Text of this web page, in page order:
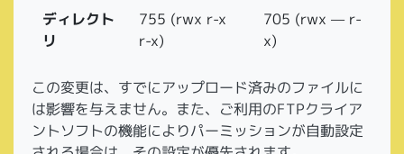
ディレクト
リ
755 (rwx r-x
r-x)
705 (rwx — r-
x)
この変更は、すでにアップロード済みのファイルに
は影響を与えません。また、ご利用のFTPクライア
ントソフトの機能によりパーミッションが自動設定